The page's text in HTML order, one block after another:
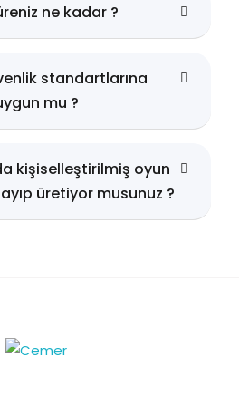
ne kadar ?
standartlarına
mu ?
kişiselleştirilmiş oyun
üretiyor musunuz ?